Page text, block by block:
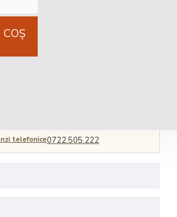
National 25Lei locker 25 lei
telefonice0722.505.222